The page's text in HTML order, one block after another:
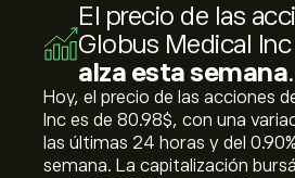
El precio de las
Globus Medical Inc
alza esta semana.
Hoy, el precio de las acciones
Inc es de 80.98‎$‎, con una
las últimas 24 horas y del
semana. La capitalización